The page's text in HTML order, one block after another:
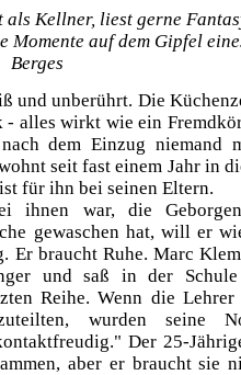
Kellner, liest gerne
Momente auf dem Gipfel
Berges
und unberührt. Die
- alles wirkt wie ein
dem Einzug niemand
seit fast einem Jahr in
für ihn bei seinen Eltern.
ihnen war, die
gewaschen hat, will er
Er braucht Ruhe. Marc
und saß in der
Reihe. Wenn die Lehrer
wurden seine
Der 25-
aber er braucht sie